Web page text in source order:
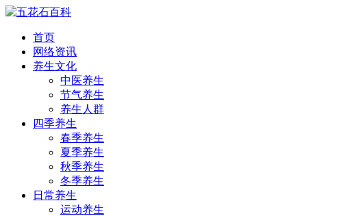
首页
网络资讯
养生文化
中医养生
节气养生
养生人群
四季养生
春季养生
夏季养生
秋季养生
冬季养生
日常养生
运动养生